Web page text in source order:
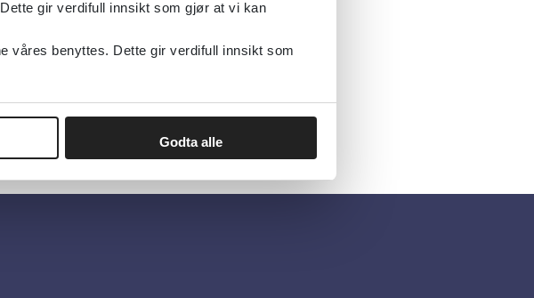
gir verdifull innsikt som gjør at vi kan
våres benyttes. Dette gir verdifull innsikt som
Godta alle